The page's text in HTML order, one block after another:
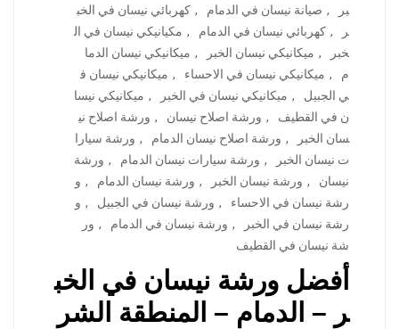
بر
, صيانة نيسان في الدمام , كهربائي نيسان في الخب
ر
, كهربائي نيسان في الدمام , مكيانيكي نيسان في ال
خبر
, ميكانيكي نيسان الخبر , ميكانيكي نيسان الدما
م
, ميكانيكي نيسان في الاحساء , ميكانيكي نيسان ف
ي الجبيل
, ميكانيكي نيسان في الخبر , ميكانيكي نيسا
ن في القطيف
, ورشة اصلاح نيسان , ورشة اصلاح ني
سان الخبر
, ورشة اصلاح نيسان الدمام , ورشة سيارا
ت نيسان الخبر
, ورشة سيارات نيسان الدمام , ورشة
نيسان
, ورشة نيسان الخبر , ورشة نيسان الدمام , و
رشة نيسان في الاحساء
, ورشة نيسان في الجبيل , و
رشة نيسان في الخبر
, ورشة نيسان في الدمام , ور
شة نيسان في القطيف
أفضل ورشة نيسان في الخب
ر – الدمام – المنطقة الشر